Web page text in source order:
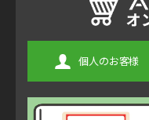
個人のお客様